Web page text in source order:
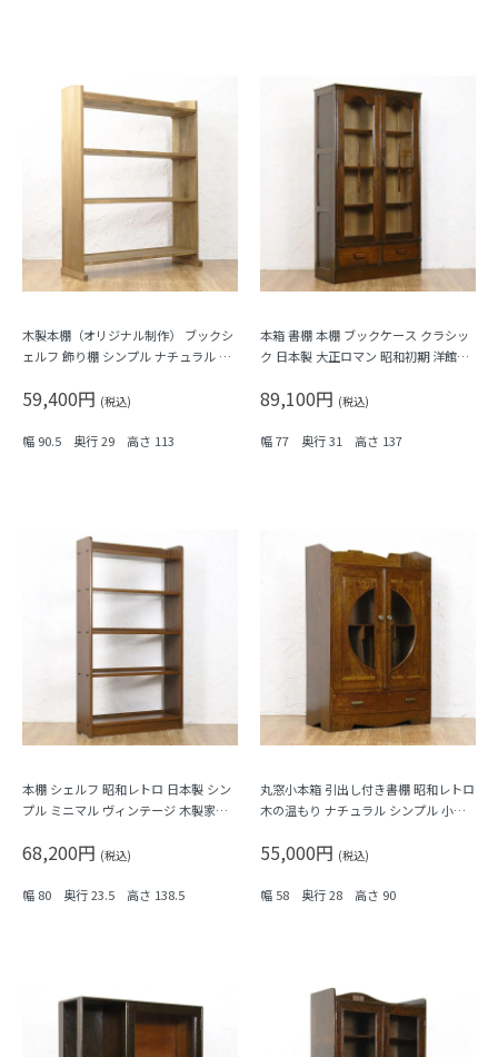
木製本棚（オリジナル制作） ブックシ
ェルフ 飾り棚 シンプル ナチュラル 機
59,400円 (税込)
幅 90.5 奥行 29 高さ 113
本箱 書棚 本棚 ブックケース クラシッ
ク 日本製 大正ロマン 昭和初期 洋館風
ィーク ヴィンテージ
89,100円 (税込)
幅 77 奥行 31 高さ 137
本棚 シェルフ 昭和レトロ 日本製 シン
プル ミニマル ヴィンテージ 木製家具
68,200円 (税込)
幅 80 奥行 23.5 高さ 138.5
丸窓小本箱 引出し付き書棚 昭和レトロ
木の温もり ナチュラル シンプル 小ぶ
55,000円 (税込)
幅 58 奥行 28 高さ 90